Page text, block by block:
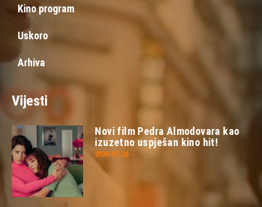
Kino program
Uskoro
Arhiva
Vijesti
Novi film Pedra Almodovara kao
izuzetno uspješan kino hit!
2026-07-26